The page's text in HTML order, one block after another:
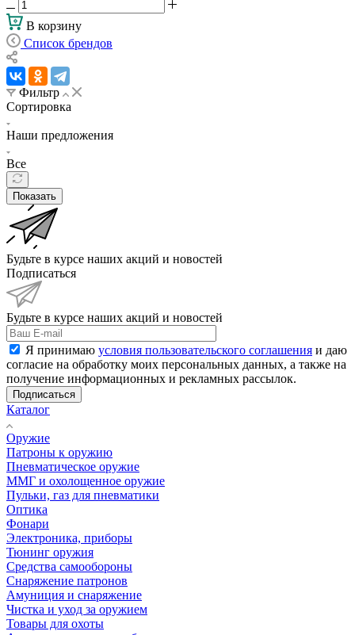
В корзину
Список брендов
Фильтр
Сортировка
Наши предложения
Все
Показать
Будьте в курсе наших акций и новостей
Подписаться
Будьте в курсе наших акций и новостей
Я принимаю условия пользовательского соглашения и даю
согласие на обработку моих персональных данных, а также на
получение информационных и рекламных рассылок.
Подписаться
Каталог
Оружие
Патроны к оружию
Пневматическое оружие
ММГ и охолощенное оружие
Пульки, газ для пневматики
Оптика
Фонари
Электроника, приборы
Тюнинг оружия
Средства самообороны
Снаряжение патронов
Амуниция и снаряжение
Чистка и уход за оружием
Товары для охоты